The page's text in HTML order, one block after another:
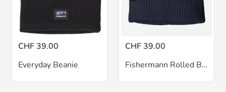
CHF 39.00
Everyday Beanie
CHF 39.00
Fishermann Rolled Beanie